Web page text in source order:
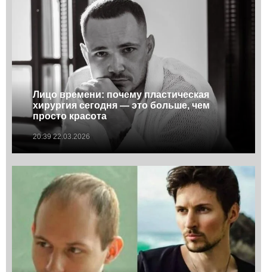
Лицо времени: почему пластическая
хирургия сегодня — это больше, чем
просто красота
20:39 22.03.2026